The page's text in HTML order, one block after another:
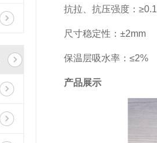
抗拉、抗压强度：
尺寸稳定性：±2mm
保温层吸水率：≤2%
产品展示